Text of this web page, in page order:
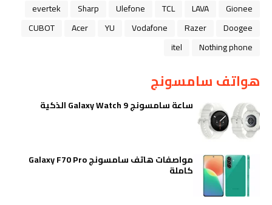
Gionee
LAVA
TCL
Ulefone
Sharp
evertek
Doogee
Razer
Vodafone
YU
Acer
CUBOT
Nothing phone
itel
هواتف سامسونج
ساعة سامسونج Galaxy Watch 9 الذكية
مواصفات هاتف سامسونج Galaxy F70 Pro
كاملة